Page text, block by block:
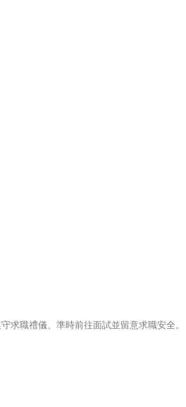
求職禮儀、準時前往面試並留意求職安全。